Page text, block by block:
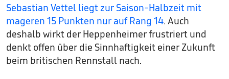
Sebastian Vettel liegt zur Saison-Halbzeit mit
mageren 15 Punkten nur auf Rang 14. Auch
deshalb wirkt der Heppenheimer frustriert und
denkt offen über die Sinnhaftigkeit einer Zukunft
beim britischen Rennstall nach.